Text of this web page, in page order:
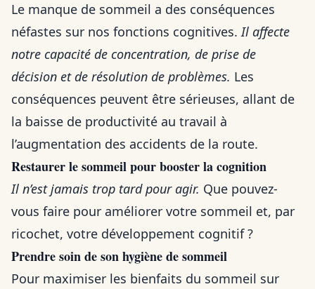
Le manque de sommeil a des conséquences
néfastes sur nos fonctions cognitives.Il affecte
notre capacité de concentration, de prise de
décision et de résolution de problèmes. Les
conséquences peuvent être sérieuses, allant de
la baisse de productivité au travail à
l’augmentation des accidents de la route.
Restaurer le sommeil pour booster la cognition
Il n’est jamais trop tard pour agir. Que pouvez-
vous faire pour améliorer votre sommeil et, par
ricochet, votre développement cognitif ?
Prendre soin de son hygiène de sommeil
Pour maximiser les bienfaits du sommeil sur